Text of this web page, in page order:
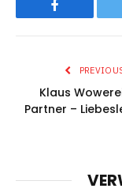
Facebook
Klaus
Partner –